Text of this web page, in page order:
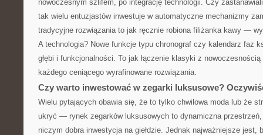
nowoczesnym szlifem, po integrację technologii. Czy
tak wielu entuzjastów inwestuje w automatyczne mechanizmy
tradycyjne rozwiązania to jak ręcznie robiona filiżanka kawy —
A technologia? Nowe funkcje typu chronograf czy kalendarz faz
głębi i funkcjonalności. To jak łączenie klasyki z
każdego ceniącego wyrafinowane rozwiązania.
Czy warto inwestować w zegarki luksusowe?
Wielu pytających obawia się, że to tylko chwilowa moda lub że
ukryć — rynek zegarków luksusowych to dynamiczna
niczym dobra inwestycja na giełdzie. Jednak najważniejsze jest,